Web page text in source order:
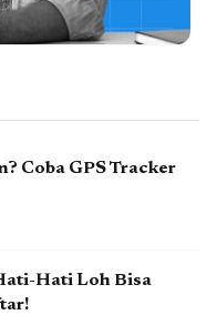
Coba GPS Tracker
Hati Loh Bisa